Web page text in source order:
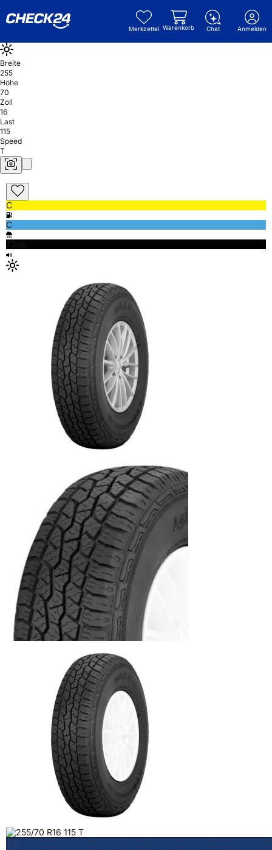
Merkzettel Warenkorb Chat Anmelden
Breite
255
Höhe
70
Zoll
16
Last
115
Speed
T
C
C
73db